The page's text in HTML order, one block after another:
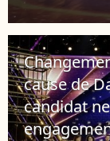
cause de
candidat